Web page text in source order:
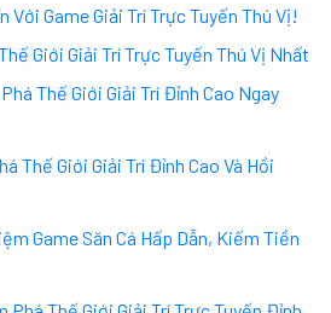
Với Game Giải Trí Trực Tuyến Thú Vị!
Giới Giải Trí Trực Tuyến Thú Vị Nhất
Thế Giới Giải Trí Đỉnh Cao Ngay
Thế Giới Giải Trí Đỉnh Cao Và Hồi
Game Săn Cá Hấp Dẫn, Kiếm Tiền